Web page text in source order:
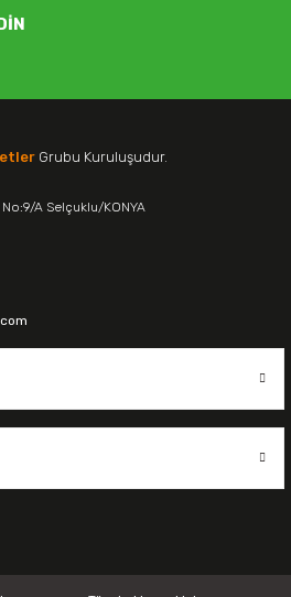
Grubu Kuruluşudur.
No:9/A Selçuklu/KONYA